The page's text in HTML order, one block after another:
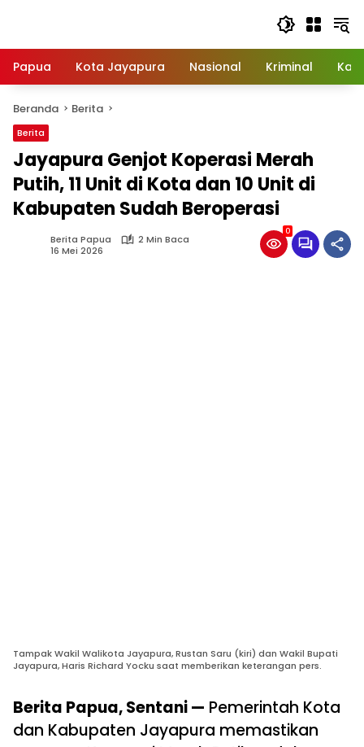
Papua
Kota Jayapura Nasional Kriminal
Beranda Berita
Berita
Jayapura Genjot Koperasi Merah
Putih, 11 Unit di Kota dan 10 Unit di
Kabupaten Sudah Beroperasi
Berita Papua
2 Min Baca
16 Mei 2026
0
Tampak Wakil Walikota Jayapura, Rustan Saru (kiri) dan Wakil Bupati
Jayapura, Haris Richard Yocku saat memberikan keterangan pers.
Berita Papua, Sentani — Pemerintah Kota
dan Kabupaten Jayapura memastikan